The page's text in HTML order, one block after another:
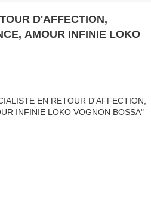
D'AFFECTION,
AMOUR INFINIE LOKO